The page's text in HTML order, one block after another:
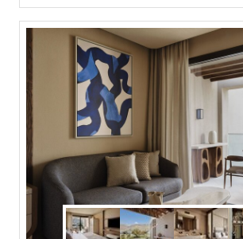
Kaffee-/Teezubereiter
Minibar
Internet: WLAN/WiFi: ohne
Sat-TV
Dusche, WC
Balkon oder Terrasse: mit Liegen,
Sitzgelegenheit, mit Private Pool